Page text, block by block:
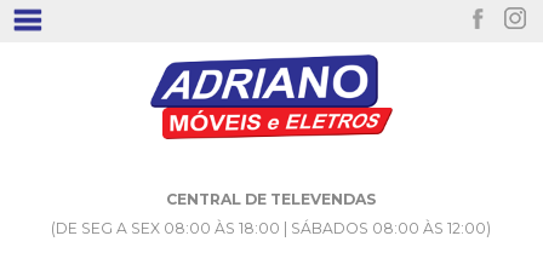
CENTRAL DE TELEVENDAS
(DE SEG A SEX 08:00 ÀS 18:00 | SÁBADOS 08:00 ÀS 12:00)